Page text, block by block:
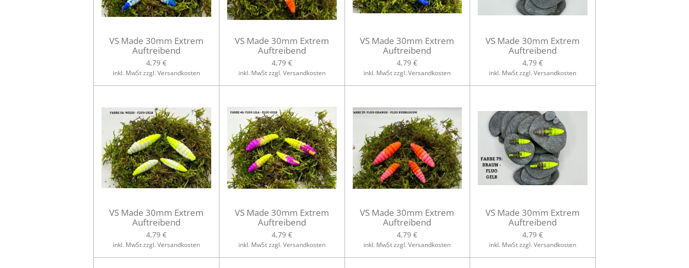
VS Made 30mm Extrem
Auftreibend
4,79 €
inkl. MwSt zzgl. Versandkosten
VS Made 30mm Extrem
Auftreibend
4,79 €
inkl. MwSt zzgl. Versandkosten
VS Made 30mm Extrem
Auftreibend
4,79 €
inkl. MwSt zzgl. Versandkosten
VS Made 30mm Extrem
Auftreibend
4,79 €
inkl. MwSt zzgl. Versandkosten
VS Made 30mm Extrem
Auftreibend
4,79 €
inkl. MwSt zzgl. Versandkosten
VS Made 30mm Extrem
Auftreibend
4,79 €
inkl. MwSt zzgl. Versandkosten
VS Made 30mm Extrem
Auftreibend
4,79 €
inkl. MwSt zzgl. Versandkosten
VS Made 30mm Extrem
Auftreibend
4,79 €
inkl. MwSt zzgl. Versandkosten